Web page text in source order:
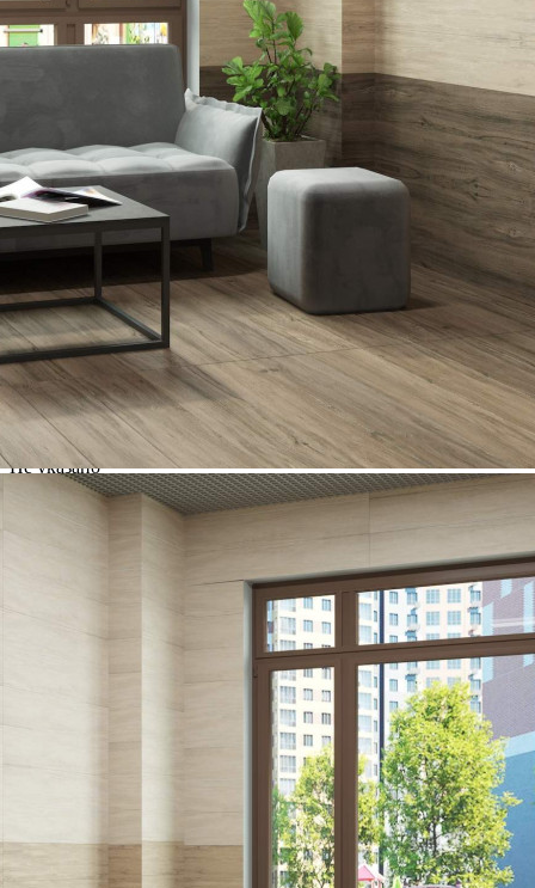
Характеристики
О помещении
Другие объявления
Характеристики помещения
№ объявления
99841
Дата размещения
05.08.2022
Город
Адрес
поселок Битца, Южный бульвар, д.5
Расположено
Этаж
-1
Предлагается
Продажа
Желаемый / подходящий вид деятельности
Не указано
Назначение